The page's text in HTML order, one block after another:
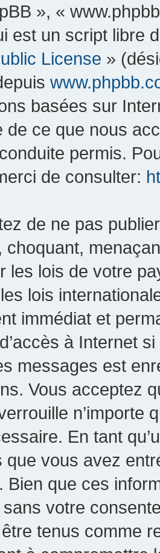
», «
est un script libre
License »
basées sur
de ce que nous
permis.
de consulter:
de ne pas
choquant,
les lois de votre
lois
immédiat et
à Internet
messages est
Vous acceptez
n’importe
En tant
que vous avez
Bien que ces
votre
tenus comme